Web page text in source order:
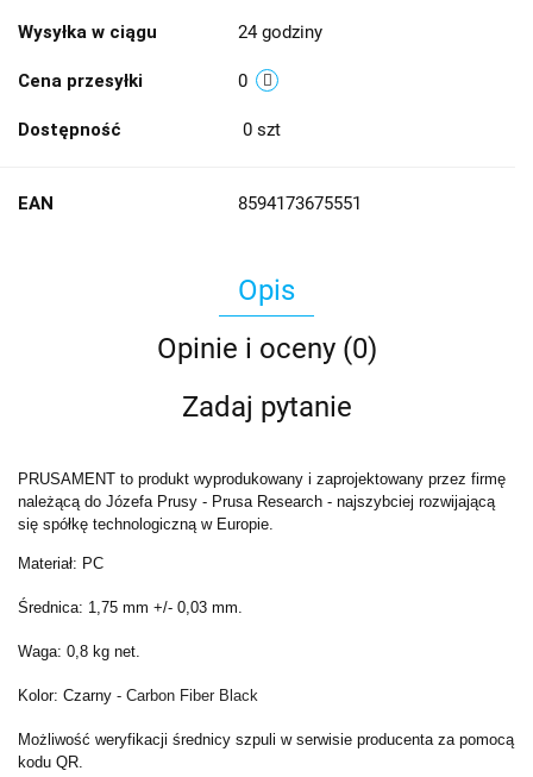
Wysyłka w ciągu 24 godziny
Cena przesyłki 0
Dostępność 0 szt
EAN 8594173675551
Opis
Opinie i oceny (0)
Zadaj pytanie
PRUSAMENT to produkt wyprodukowany i zaprojektowany przez firmę
należącą do Józefa Prusy - Prusa Research - najszybciej rozwijającą
się spółkę technologiczną w Europie.
Materiał: PC
Średnica: 1,75 mm +/- 0,03 mm.
Waga: 0,8 kg net.
Kolor: Czarny - Carbon Fiber Black
Możliwość weryfikacji średnicy szpuli w serwisie producenta za pomocą
kodu QR.